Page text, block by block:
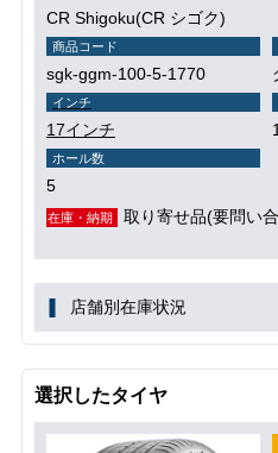
CR Shigoku(CR シゴク)
商品コード
sgk-ggm-100-5-1770
インチ
17インチ
ホール数
5
在庫・納期 取り寄せ品(要問い
店舗別在庫状況
選択したタイヤ